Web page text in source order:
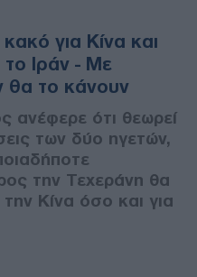
για Κίνα και
το Ιράν - Με
θα το κάνουν
ανέφερε ότι θεωρεί
των δύο ηγετών,
την Τεχεράνη θα
Κίνα όσο και για